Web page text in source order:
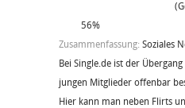
56%
Zusammenfassung: Soziales
Bei Single.de ist der
jungen Mitglieder offenbar
Hier kann man neben Flirts